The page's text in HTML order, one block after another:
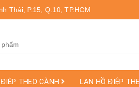
Thái, P.15, Q.10, TP.HCM
THEO CÀNH LAN HỒ ĐIỆP